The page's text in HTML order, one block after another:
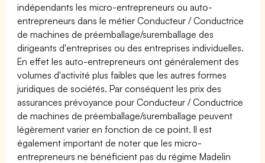
indépendants les micro-entrepreneurs ou auto-
entrepreneurs dans le métier Conducteur / Conductrice
de machines de préemballage/suremballage des
dirigeants d'entreprises ou des entreprises individuelles.
En effet les auto-entrepreneurs ont généralement des
volumes d'activité plus faibles que les autres formes
juridiques de sociétés. Par conséquent les prix des
assurances prévoyance pour Conducteur / Conductrice
de machines de préemballage/suremballage peuvent
légèrement varier en fonction de ce point. Il est
également important de noter que les micro-
entrepreneurs ne bénéficient pas du régime Madelin